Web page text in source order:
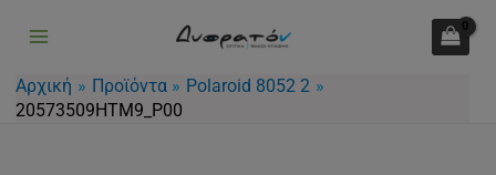
περιεχόμενο
Αρχική Προϊόντα
Polaroid 8052 2
20573509HTM9_P00